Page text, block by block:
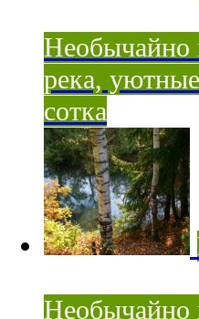
Необычайно
река,
сотка
Необычайно